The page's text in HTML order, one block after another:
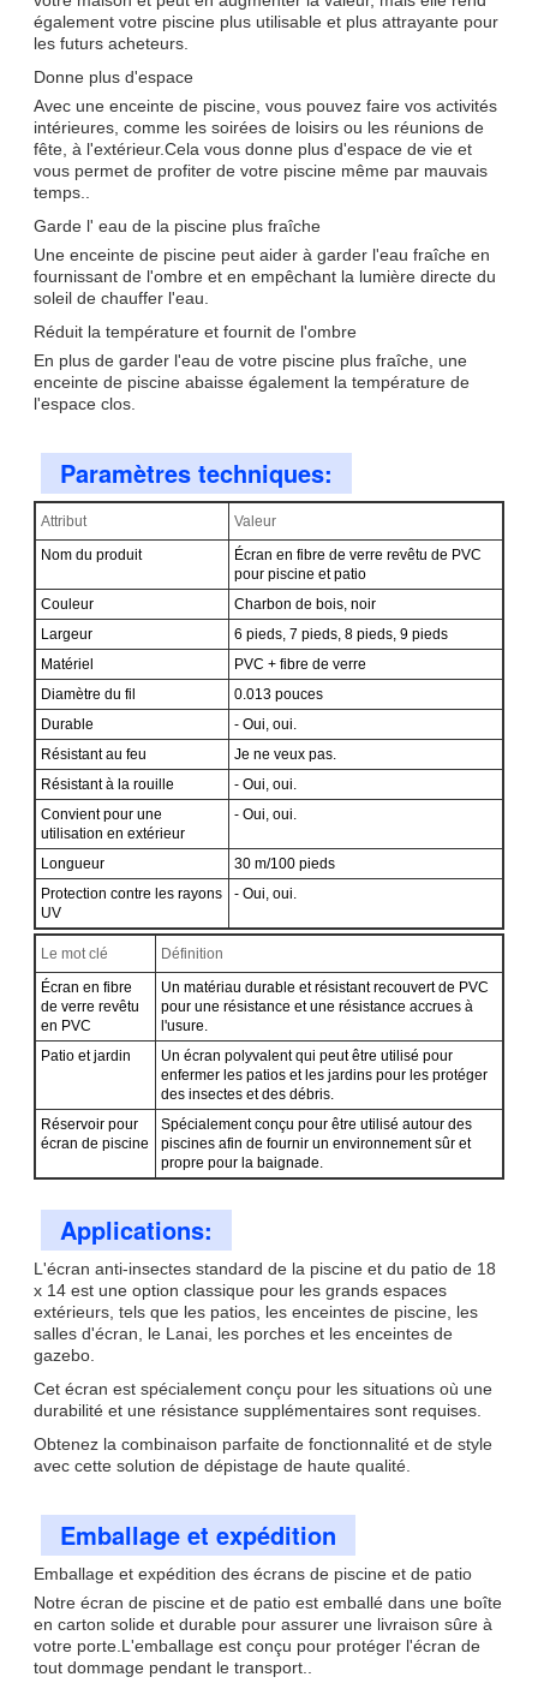
également votre piscine plus utilisable et plus attrayante pour
les futurs acheteurs.
Donne plus d'espace
Avec une enceinte de piscine, vous pouvez faire vos activités
intérieures, comme les soirées de loisirs ou les réunions de
fête, à l'extérieur.Cela vous donne plus d'espace de vie et
vous permet de profiter de votre piscine même par mauvais
temps..
Garde l' eau de la piscine plus fraîche
Une enceinte de piscine peut aider à garder l'eau fraîche en
fournissant de l'ombre et en empêchant la lumière directe du
soleil de chauffer l'eau.
Réduit la température et fournit de l'ombre
En plus de garder l'eau de votre piscine plus fraîche, une
enceinte de piscine abaisse également la température de
l'espace clos.
Paramètres techniques:
Attribut
Valeur
Nom du produit
Écran en fibre de verre revêtu de PVC
pour piscine et patio
Couleur
Charbon de bois, noir
Largeur
6 pieds, 7 pieds, 8 pieds, 9 pieds
Matériel
PVC + fibre de verre
Diamètre du fil
0.013 pouces
Durable
- Oui, oui.
Résistant au feu
Je ne veux pas.
Résistant à la rouille
- Oui, oui.
Convient pour une
utilisation en extérieur
- Oui, oui.
Longueur
30 m/100 pieds
Protection contre les rayons
UV
- Oui, oui.
Le mot clé
Définition
Écran en fibre
de verre revêtu
en PVC
Un matériau durable et résistant recouvert de PVC
pour une résistance et une résistance accrues à
l'usure.
Patio et jardin
Un écran polyvalent qui peut être utilisé pour
enfermer les patios et les jardins pour les protéger
des insectes et des débris.
Réservoir pour
écran de piscine
Spécialement conçu pour être utilisé autour des
piscines afin de fournir un environnement sûr et
propre pour la baignade.
Applications:
L'écran anti-insectes standard de la piscine et du patio de 18
x 14 est une option classique pour les grands espaces
extérieurs, tels que les patios, les enceintes de piscine, les
salles d'écran, le Lanai, les porches et les enceintes de
gazebo.
Cet écran est spécialement conçu pour les situations où une
durabilité et une résistance supplémentaires sont requises.
Obtenez la combinaison parfaite de fonctionnalité et de style
avec cette solution de dépistage de haute qualité.
Emballage et expédition
Emballage et expédition des écrans de piscine et de patio
Notre écran de piscine et de patio est emballé dans une boîte
en carton solide et durable pour assurer une livraison sûre à
votre porte.L'emballage est conçu pour protéger l'écran de
tout dommage pendant le transport..